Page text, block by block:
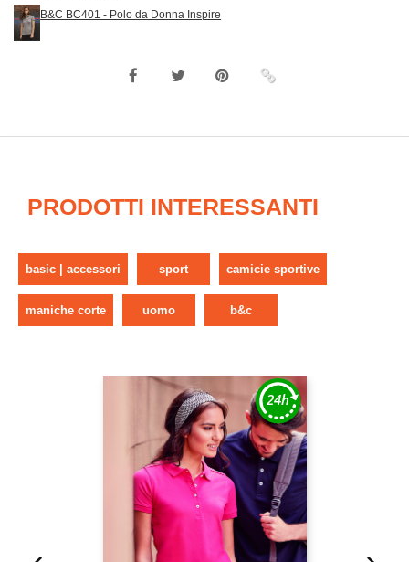
B&C BC401 - Polo da Donna Inspire
PRODOTTI INTERESSANTI
basic | accessori sport camicie sportive
maniche corte uomo b&c